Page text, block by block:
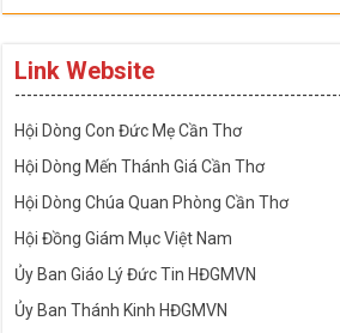
Link Website
Hội Dòng Con Đức Mẹ Cần Thơ
Hội Dòng Mến Thánh Giá Cần Thơ
Hội Dòng Chúa Quan Phòng Cần Thơ
Hội Đồng Giám Mục Việt Nam
Ủy Ban Giáo Lý Đức Tin HĐGMVN
Ủy Ban Thánh Kinh HĐGMVN